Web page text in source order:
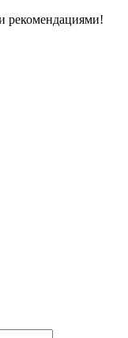
рекомендациями!